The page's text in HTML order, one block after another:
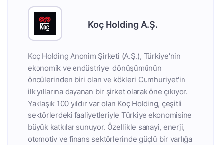
Koç Holding A.Ş.
Koç Holding Anonim Şirketi (A.Ş.), Türkiye'nin
ekonomik ve endüstriyel dönüşümünün
öncülerinden biri olan ve kökleri Cumhuriyet'in
ilk yıllarına dayanan bir şirket olarak öne çıkıyor.
Yaklaşık 100 yıldır var olan Koç Holding, çeşitli
sektörlerdeki faaliyetleriyle Türkiye ekonomisine
büyük katkılar sunuyor. Özellikle sanayi, enerji,
otomotiv ve finans sektörlerinde güçlü bir varlığa